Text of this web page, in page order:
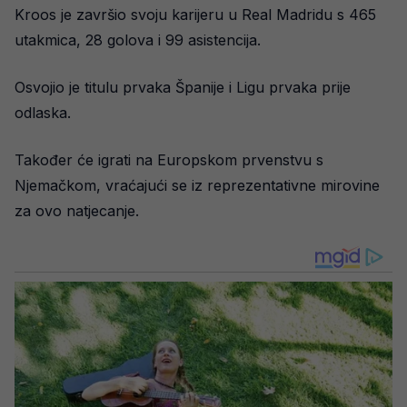
Kroos je završio svoju karijeru u Real Madridu s 465
utakmica, 28 golova i 99 asistencija.
Osvojio je titulu prvaka Španije i Ligu prvaka prije
odlaska.
Također će igrati na Europskom prvenstvu s
Njemačkom, vraćajući se iz reprezentativne mirovine
za ovo natjecanje.